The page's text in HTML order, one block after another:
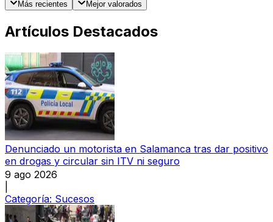
Más recientes
Mejor valorados
Artículos Destacados
Denunciado un motorista en Salamanca tras dar positivo
en drogas y circular sin ITV ni seguro
9 ago 2026
Categoría: Sucesos